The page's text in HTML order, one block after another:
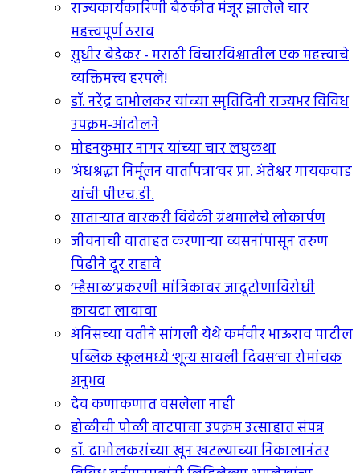
राज्यकार्यकारिणी बैठकीत मंजूर झालेले चार
महत्त्वपूर्ण ठराव
सुधीर बेडेकर - मराठी विचारविश्वातील एक महत्त्वाचे
व्यक्तिमत्त्व हरपले!
डॉ. नरेंद्र दाभोलकर यांच्या स्मृतिदिनी राज्यभर विविध
उपक्रम-आंदोलने
मोहनकुमार नागर यांच्या चार लघुकथा
‘अंधश्रद्धा निर्मूलन वार्तापत्रा’वर प्रा. अंतेश्वर गायकवाड
यांची पीएच.डी.
सातार्‍यात वारकरी विवेकी ग्रंथमालेचे लोकार्पण
जीवनाची वाताहत करणार्‍या व्यसनांपासून तरुण
पिढीने दूर राहावे
‘म्हैसाळ’प्रकरणी मांत्रिकावर जादूटोणाविरोधी
कायदा लावावा
अंनिसच्या वतीने सांगली येथे कर्मवीर भाऊराव पाटील
पब्लिक स्कूलमध्ये ‘शून्य सावली दिवस’चा रोमांचक
अनुभव
देव कणाकणात वसलेला नाही
होळीची पोळी वाटपाचा उपक्रम उत्साहात संपन्न
डॉ. दाभोलकरांच्या खून खटल्याच्या निकालानंतर